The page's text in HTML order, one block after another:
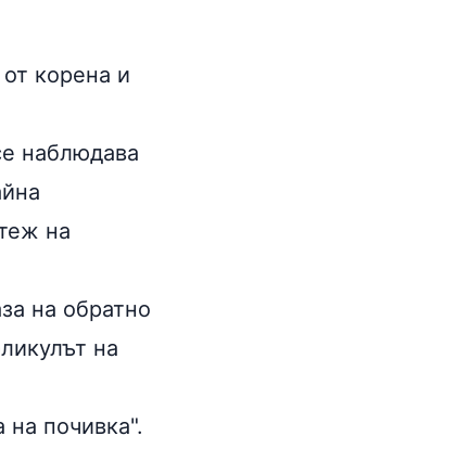
корена и
наблюдава
на
на обратно
на
на почивка".